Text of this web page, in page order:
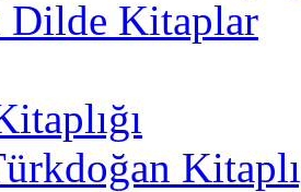
Dilde Kitaplar